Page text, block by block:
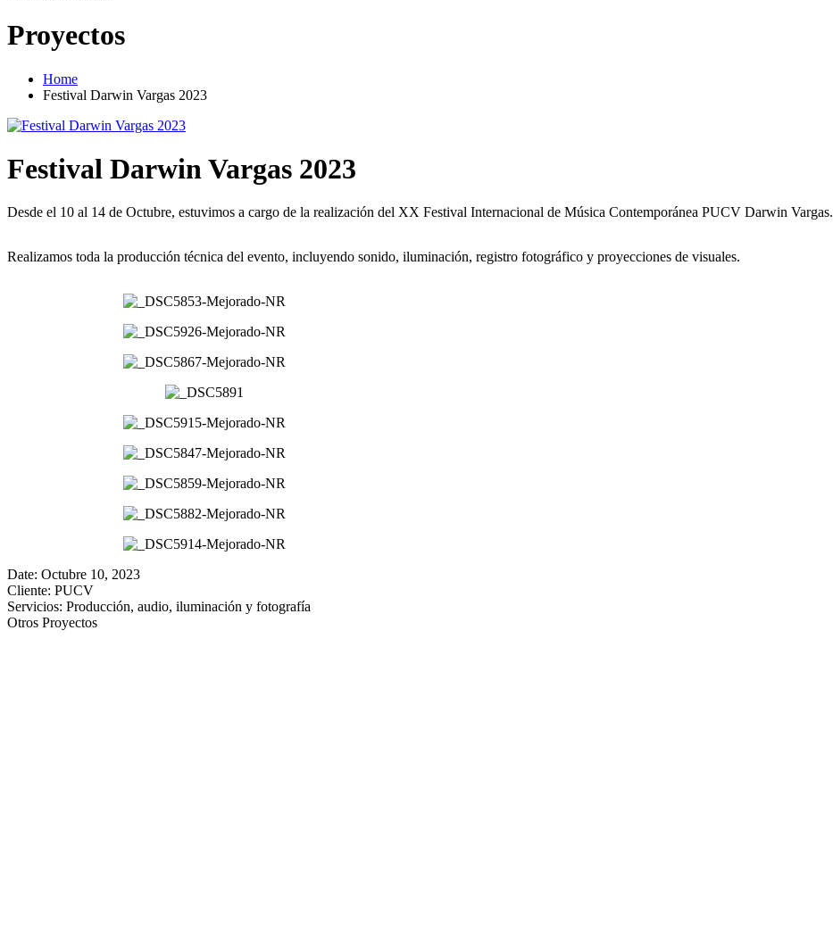
Proyectos
Home
Festival Darwin Vargas 2023
Festival Darwin Vargas 2023
Desde el 10 al 14 de Octubre, estuvimos a cargo de la realización del XX Festival Internacional de Música Contemporánea PUCV Darwin Vargas.
Realizamos toda la producción técnica del evento, incluyendo sonido, iluminación, registro fotográfico y proyecciones de visuales.
Date: Octubre 10, 2023
Cliente: PUCV
Servicios: Producción, audio, iluminación y fotografía
Otros Proyectos